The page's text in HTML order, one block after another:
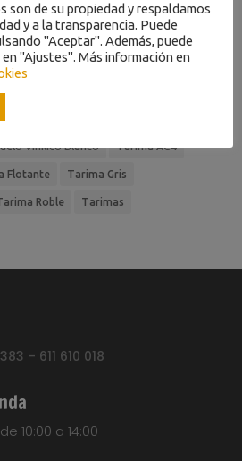
Step Signature
Suelo Parquet
Top Suelo Tarima
Vinílico Blanco Tarima AC4
Flotante Tarima Gris
Roble Tarimas
– 611 610 018
10:00 a 14:00
son de su propiedad y respaldamos
y a la transparencia. Puede
"Aceptar". Además, puede
"Ajustes". Más información en